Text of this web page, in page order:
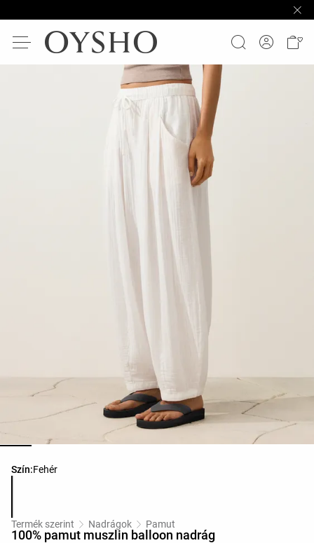
Szín:Fehér
Termékszínek listája
Termék szerint Nadrágok Pamut
100% pamut muszlin balloon nadrág